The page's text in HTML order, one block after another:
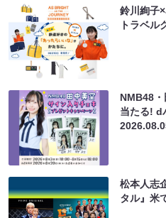
鈴川絢子
トラベル
NMB48
当たる! d
松本人志
タル』米